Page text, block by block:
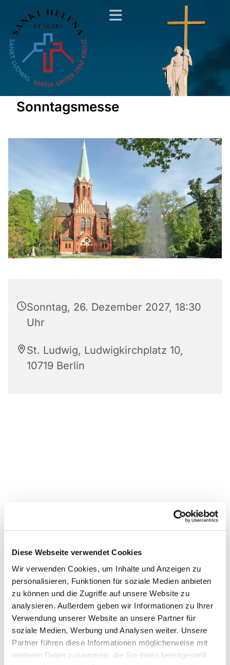
Diese Webseite verwendet Cookies
Wir verwenden Cookies, um Inhalte und Anzeigen zu
personalisieren, Funktionen für soziale Medien anbieten
zu können und die Zugriffe auf unsere Website zu
analysieren. Außerdem geben wir Informationen zu Ihrer
Verwendung unserer Website an unsere Partner für
soziale Medien, Werbung und Analysen weiter. Unsere
Partner führen diese Informationen möglicherweise mit
weiteren Daten zusammen, die Sie ihnen bereitgestellt
Sonntagsmesse
Sonntag, 26. Dezember 2027, 18:30
Uhr
St. Ludwig, Ludwigkirchplatz 10,
10719 Berlin
Dies könnte Sie auch
interessieren